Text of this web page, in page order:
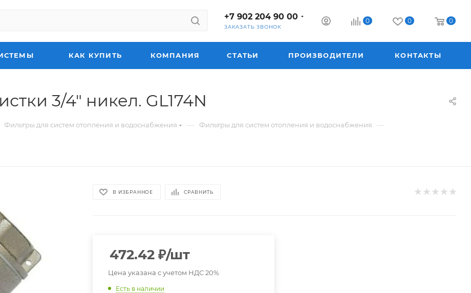
+7 902 204 90 00
ЗАКАЗАТЬ ЗВОНОК
0 0 0
КАК КУПИТЬ КОМПАНИЯ СТАТЬИ ПРОИЗВОДИТЕЛИ КОНТАКТЫ
3/4" никел. GL174N
Фильтры для систем отопления и водоснабжения — Фильтры для систем отопления и водоснабжения —
В ИЗБРАННОЕ СРАВНИТЬ
472.42 ₽/шт
Цена указана с учетом НДС 20%
Есть в наличии